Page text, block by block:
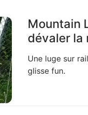
Mountain
dévaler la
Une luge sur
glisse fun.